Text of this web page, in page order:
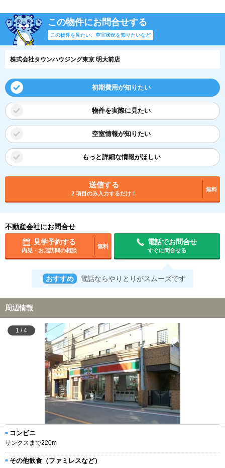
この物件にお問合せする
この物件を見たい、空室状況を知りたいなど
株式会社タウンハウジング東京 明大前店
初期費用が知りたい
物件を実際に見たい
空室情報が知りたい
もっと詳細な情報がほしい
送信する
2 項目のみ入力するだけ！
無料
不動産会社にお問合せ
見学予約する
内見・お店訪問の相談
無料
電話でお問合せ
すぐに問合せる
おすすめ 電話ならやりとりがスムーズです
周辺情報
1 /4
コンビニ
サンクスまで220m
その他飲食（ファミレスなど）